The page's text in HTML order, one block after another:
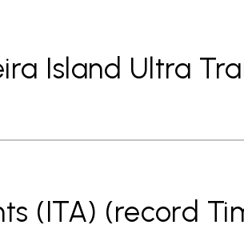
Island Ultra
(ITA) (record